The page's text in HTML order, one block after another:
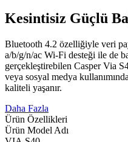
Kesintisiz Güçlü
Bluetooth 4.2 özelliğiyle veri
a/b/g/n/ac Wi-Fi desteği ile de
gerçekleştirebilen Casper Via
veya sosyal medya
kaliteli yaşanır.
Daha Fazla
Ürün Özellikleri
Ürün Model Adı